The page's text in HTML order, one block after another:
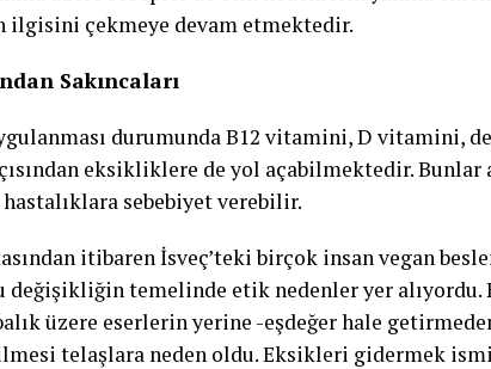
ilgisini çekmeye devam etmektedir.
Sakıncaları
durumunda B12 vitamini, D vitamini,
eksikliklere de yol açabilmektedir. Bunlar
sebebiyet verebilir.
itibaren İsveç’teki birçok insan vegan
değişikliğin temelinde etik nedenler yer alıyordu.
üzere eserlerin yerine -eşdeğer hale
telaşlara neden oldu. Eksikleri gidermek